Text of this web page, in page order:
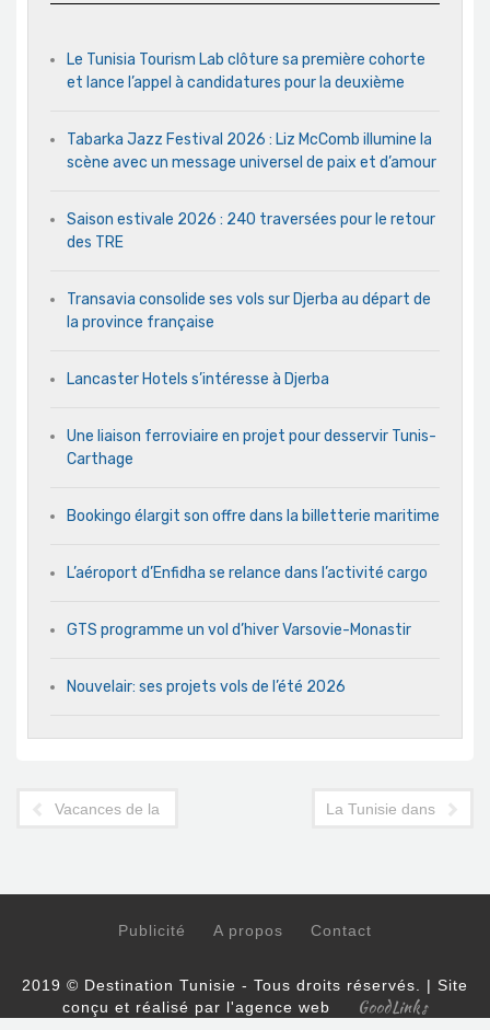
Le Tunisia Tourism Lab clôture sa première cohorte
et lance l’appel à candidatures pour la deuxième
Tabarka Jazz Festival 2026 : Liz McComb illumine la
scène avec un message universel de paix et d’amour
Saison estivale 2026 : 240 traversées pour le retour
des TRE
Transavia consolide ses vols sur Djerba au départ de
la province française
Lancaster Hotels s’intéresse à Djerba
Une liaison ferroviaire en projet pour desservir Tunis-
Carthage
Bookingo élargit son offre dans la billetterie maritime
L’aéroport d’Enfidha se relance dans l’activité cargo
GTS programme un vol d’hiver Varsovie-Monastir
Nouvelair: ses projets vols de l’été 2026
Vacances de la Toussaint en Belgique: le grand retour de
La Tunisie dans le
Publicité A propos Contact
2019 © Destination Tunisie - Tous droits réservés. | Site
conçu et réalisé par l'agence web
GoodLinks